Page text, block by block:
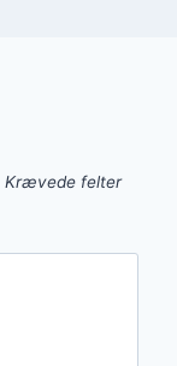
Krævede felter